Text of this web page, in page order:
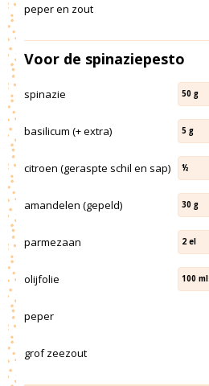
peper en zout
Voor de spinaziepesto
spinazie 50 g
basilicum (+ extra) 5 g
citroen (geraspte schil en sap) ½
amandelen (gepeld) 30 g
parmezaan 2 el
olijfolie 100 ml
peper
grof zeezout